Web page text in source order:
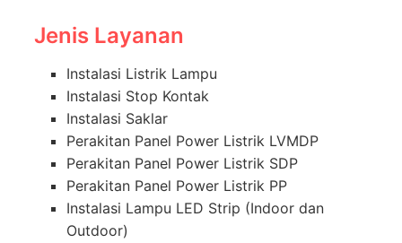
Jenis Layanan
Instalasi Listrik Lampu
Instalasi Stop Kontak
Instalasi Saklar
Perakitan Panel Power Listrik LVMDP
Perakitan Panel Power Listrik SDP
Perakitan Panel Power Listrik PP
Instalasi Lampu LED Strip (Indoor dan
Outdoor)